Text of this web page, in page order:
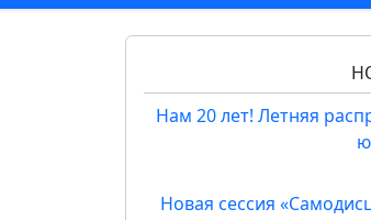
Нам 20 лет! Летняя
Новая сессия